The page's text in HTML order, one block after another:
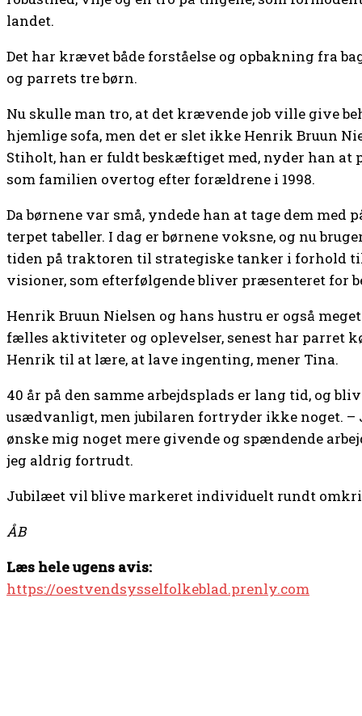
landet.
Det har krævet både forståelse og opbakning fra
og parrets tre børn.
Nu skulle man tro, at det krævende job ville give
hjemlige sofa, men det er slet ikke Henrik Bruun
Stiholt, han er fuldt beskæftiget med, nyder han at
som familien overtog efter forældrene i 1998.
Da børnene var små, yndede han at tage dem med
terpet tabeller. I dag er børnene voksne, og nu
tiden på traktoren til strategiske tanker i forhold
visioner, som efterfølgende bliver præsenteret for
Henrik Bruun Nielsen og hans hustru er også
fælles aktiviteter og oplevelser, senest har parret
Henrik til at lære, at lave ingenting, mener Tina.
40 år på den samme arbejdsplads er lang tid, og
usædvanligt, men jubilaren fortryder ikke noget.
ønske mig noget mere givende og spændende
jeg aldrig fortrudt.
Jubilæet vil blive markeret individuelt rundt
ÅB
Læs hele ugens avis:
https://oestvendsysselfolkeblad.prenly.com